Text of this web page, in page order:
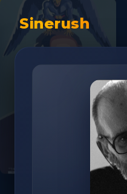
Sinerush